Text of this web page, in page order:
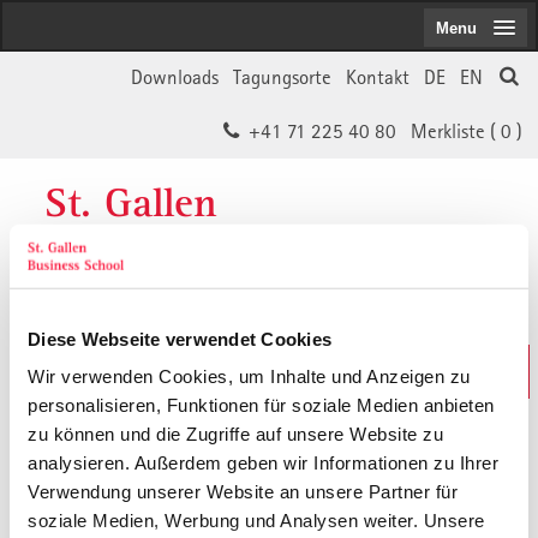
Diese Webseite verwendet Cookies
Wir verwenden Cookies, um Inhalte und Anzeigen zu
personalisieren, Funktionen für soziale Medien anbieten
zu können und die Zugriffe auf unsere Website zu
analysieren. Außerdem geben wir Informationen zu Ihrer
Verwendung unserer Website an unsere Partner für
soziale Medien, Werbung und Analysen weiter. Unsere
EN
DE
Kontakt
Tagungsorte
Downloads
Merkliste ( 0 )
+41 71 225 40 80
St. Gallen
Business School
Weiterbildungs-Suche
In 30 Sekunden das Passende finden
Menu
Der von Ihnen gesuchte Inhalt ist